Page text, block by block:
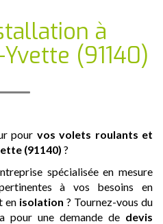
à
(91140)
pour vos volets roulants et
(91140) ?
spécialisée en mesure
à vos besoins en
en isolation ? Tournez-vous du
pour une demande de devis